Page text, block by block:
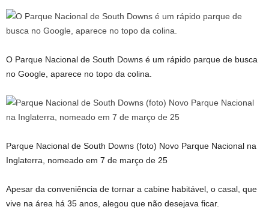
O Parque Nacional de South Downs é um rápido parque de busca
no Google, aparece no topo da colina.
Parque Nacional de South Downs (foto) Novo Parque Nacional na
Inglaterra, nomeado em 7 de março de 25
Apesar da conveniência de tornar a cabine habitável, o casal, que
vive na área há 35 anos, alegou que não desejava ficar.